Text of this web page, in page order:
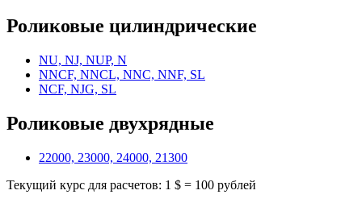
Роликовые цилиндрические
NU, NJ, NUP, N
NNCF, NNCL, NNC, NNF, SL
NCF, NJG, SL
Роликовые двухрядные
22000, 23000, 24000, 21300
Текущий курс для расчетов: 1 $ = 100 рублей